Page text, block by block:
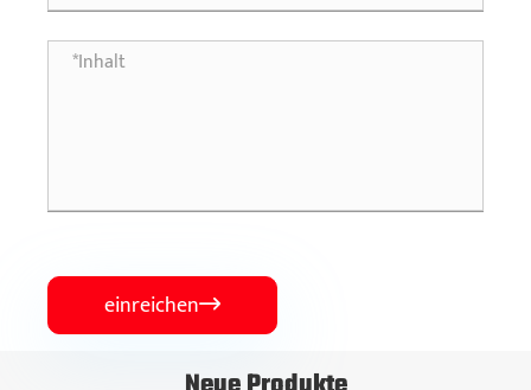
einreichen